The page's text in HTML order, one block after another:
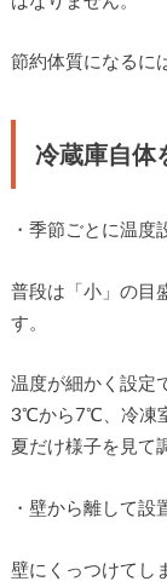
節約体質になるに
冷蔵庫自体
・季節ごとに温度
普段は「小」の目
す。
温度が細かく設
3℃から7℃、冷凍
夏だけ様子を見て
・壁から離して設
壁にくっつけてし